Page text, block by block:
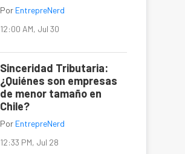
Por EntrepreNerd
12:00 AM, Jul 30
Sinceridad Tributaria:
¿Quiénes son empresas
de menor tamaño en
Chile?
Por EntrepreNerd
12:33 PM, Jul 28